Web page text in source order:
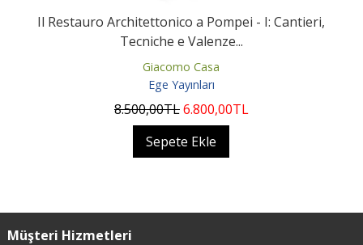
Il Restauro Architettonico a Pompei - I: Cantieri,
Tecniche e Valenze...
Giacomo Casa
Ege Yayınları
8.500,00TL6.800,00TL
Sepete Ekle
Müşteri Hizmetleri